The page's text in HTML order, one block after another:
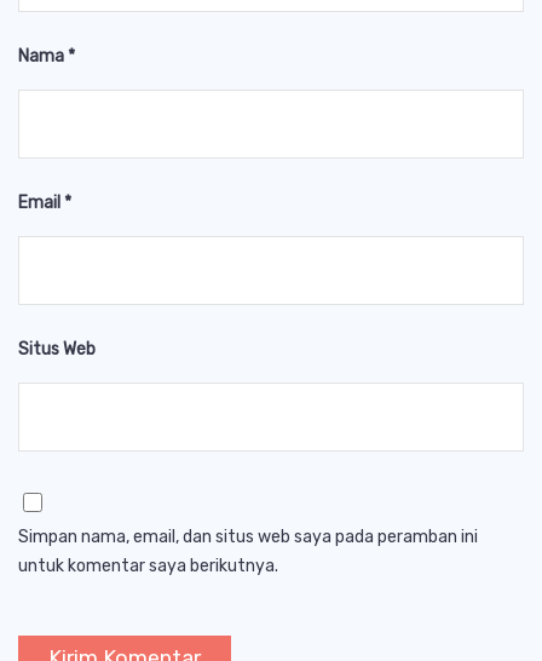
Nama*
Email *
Situs Web
Simpan nama, email, dan situs web saya pada peramban ini
untuk komentar saya berikutnya.